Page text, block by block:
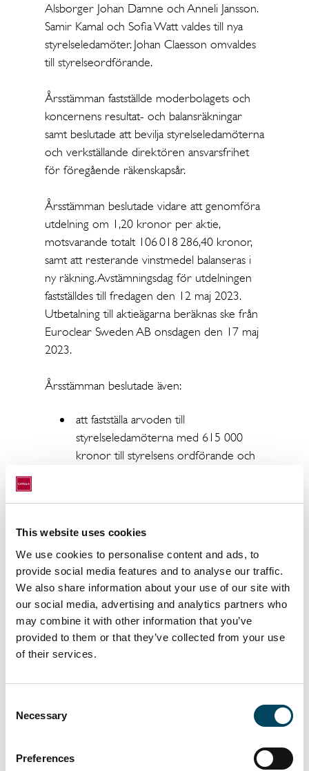
This website uses cookies
We use cookies to personalise content and ads, to
provide social media features and to analyse our traffic.
We also share information about your use of our site with
our social media, advertising and analytics partners who
may combine it with other information that you’ve
provided to them or that they’ve collected from your use
of their services.
Selection
Necessary
Preferences
Alsborger Johan Damne och Anneli Jansson.
Samir Kamal och Sofia Watt valdes till nya
styrelseledamöter. Johan Claesson omvaldes
till styrelseordförande.
Årsstämman fastställde moderbolagets och
koncernens resultat- och balansräkningar
samt beslutade att bevilja styrelseledamöterna
och verkställande direktören ansvarsfrihet
för föregående räkenskapsår.
Årsstämman beslutade vidare att genomföra
utdelning om 1,20 kronor per aktie,
motsvarande totalt 106 018 286,40 kronor,
samt att resterande vinstmedel balanseras i
ny räkning. Avstämningsdag för utdelningen
fastställdes till fredagen den 12 maj 2023.
Utbetalning till aktieägarna beräknas ske från
Euroclear Sweden AB onsdagen den 17 maj
2023.
Årsstämman beslutade även:
att fastställa arvoden till
styrelseledamöterna med 615 000
kronor till styrelsens ordförande och
ordföranden i styrelsens
till var och en av de övriga två
ledamöterna samt 43 000 kronor till
ordföranden i styrelsens
ersättningsutskott och 33 000 kronor
till den andra ledamoten.
att välja KPMG AB till ny revisor för